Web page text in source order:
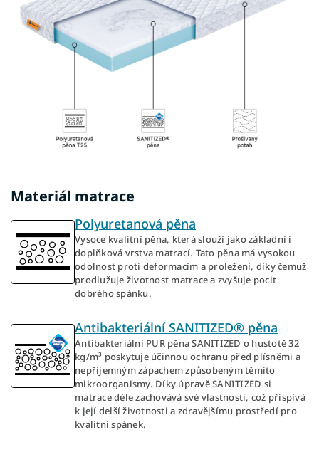
Materiál matrace
Polyuretanová pěna
Vysoce kvalitní pěna, která slouží jako základní i
doplňková vrstva matrací. Tato pěna má vysokou
odolnost proti deformacím a proležení, díky čemuž
prodlužuje životnost matrace a zvyšuje pocit
dobrého spánku.
Antibakteriální SANITIZED® pěna
Antibakteriální PUR pěna SANITIZED o hustotě 32
kg/m³ poskytuje účinnou ochranu před plísněmi a
nepříjemným zápachem způsobeným těmito
mikroorganismy. Díky úpravě SANITIZED si
matrace déle zachovává své vlastnosti, což přispívá
k její delší životnosti a zdravějšímu prostředí pro
kvalitní spánek.